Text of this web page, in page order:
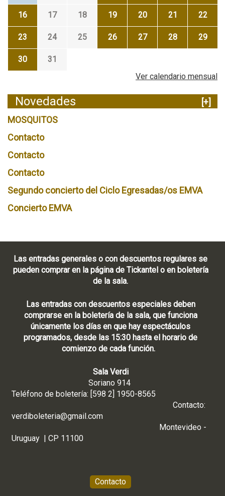
16 17 18 19 20 21 22
23 24 25 26 27 28 29
30
31
Ver calendario mensual
Novedades
[+]
MOSQUITOS
Contacto
Contacto
Contacto
Segundo concierto del Ciclo Egresadas/os EMVA
Concierto EMVA
Las entradas generales o con descuentos regulares se
pueden comprar en la página de Tickantel o en boletería
de la sala.
Las entradas con descuentos especiales deben
comprarse en la boletería de la sala, que funciona
únicamente los días en que hay espectáculos
programados, desde las 15:30 hasta el horario de
comienzo de cada función.
Sala Verdi
Soriano 914
Teléfono de boletería: [598 2] 1950-8565
Contacto:
verdiboleteria@gmail.com
Montevideo -
Uruguay | CP 11100
Contacto